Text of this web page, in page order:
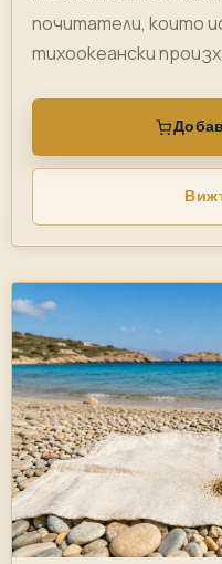
почитатели, които
тихоокеански